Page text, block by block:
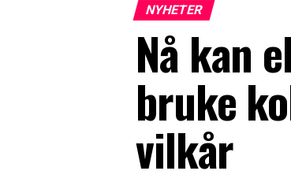
NYHETER
Nå kan
bruke
vilkår